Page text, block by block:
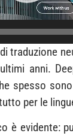
traduzione
anni.
spesso
per le
è evidente: